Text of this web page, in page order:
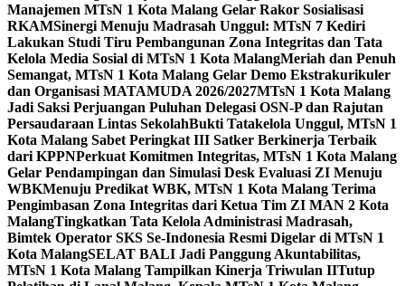
Manajemen MTsN 1 Kota Malang Gelar Rakor Sosialisasi
RKAMSinergi Menuju Madrasah Unggul: MTsN 7 Kediri
Lakukan Studi Tiru Pembangunan Zona Integritas dan Tata
Kelola Media Sosial di MTsN 1 Kota MalangMeriah dan Penuh
Semangat, MTsN 1 Kota Malang Gelar Demo Ekstrakurikuler
dan Organisasi MATAMUDA 2026/2027MTsN 1 Kota Malang
Jadi Saksi Perjuangan Puluhan Delegasi OSN-P dan Rajutan
Persaudaraan Lintas SekolahBukti Tatakelola Unggul, MTsN 1
Kota Malang Sabet Peringkat III Satker Berkinerja Terbaik
dari KPPNPerkuat Komitmen Integritas, MTsN 1 Kota Malang
Gelar Pendampingan dan Simulasi Desk Evaluasi ZI Menuju
WBKMenuju Predikat WBK, MTsN 1 Kota Malang Terima
Pengimbasan Zona Integritas dari Ketua Tim ZI MAN 2 Kota
MalangTingkatkan Tata Kelola Administrasi Madrasah,
Bimtek Operator SKS Se-Indonesia Resmi Digelar di MTsN 1
Kota MalangSELAT BALI Jadi Panggung Akuntabilitas,
MTsN 1 Kota Malang Tampilkan Kinerja Triwulan IITutup